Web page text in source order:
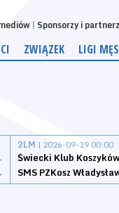
Sponsorzy i
ZWIĄZEK LIGI
2LM | 2026-09-19 00:00
Świecki Klub
SMS PZKosz